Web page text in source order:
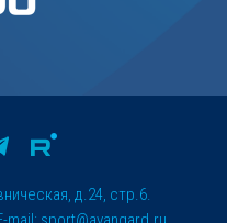
д.24, стр.6.